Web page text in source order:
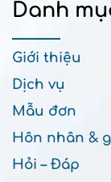
Danh
Giới thiệu
Dịch vụ
Mẫu đơn
Hôn nhân &
Hỏi – Đáp